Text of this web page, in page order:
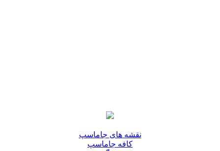
نقشه های جاماسپ
کافه جاماسپ